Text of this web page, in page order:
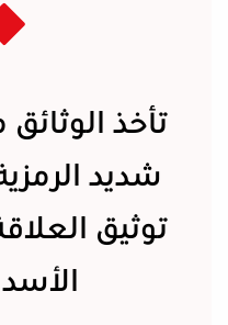
تأخذ
شديد
توثيق